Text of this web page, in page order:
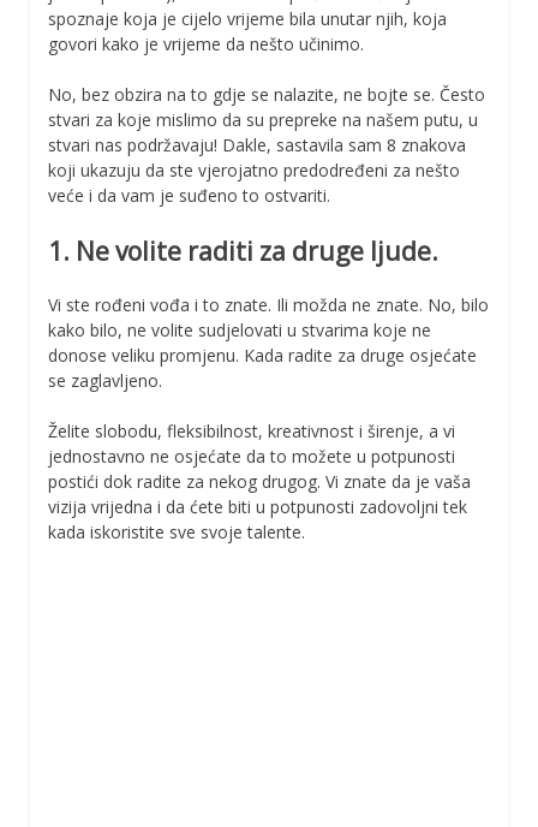
spoznaje koja je cijelo vrijeme bila unutar njih, koja
govori kako je vrijeme da nešto učinimo.
No, bez obzira na to gdje se nalazite, ne bojte se. Često
stvari za koje mislimo da su prepreke na našem putu, u
stvari nas podržavaju! Dakle, sastavila sam 8 znakova
koji ukazuju da ste vjerojatno predodređeni za nešto
veće i da vam je suđeno to ostvariti.
1. Ne volite raditi za druge ljude.
Vi ste rođeni vođa i to znate. Ili možda ne znate. No, bilo
kako bilo, ne volite sudjelovati u stvarima koje ne
donose veliku promjenu. Kada radite za druge osjećate
se zaglavljeno.
Želite slobodu, fleksibilnost, kreativnost i širenje, a vi
jednostavno ne osjećate da to možete u potpunosti
postići dok radite za nekog drugog. Vi znate da je vaša
vizija vrijedna i da ćete biti u potpunosti zadovoljni tek
kada iskoristite sve svoje talente.